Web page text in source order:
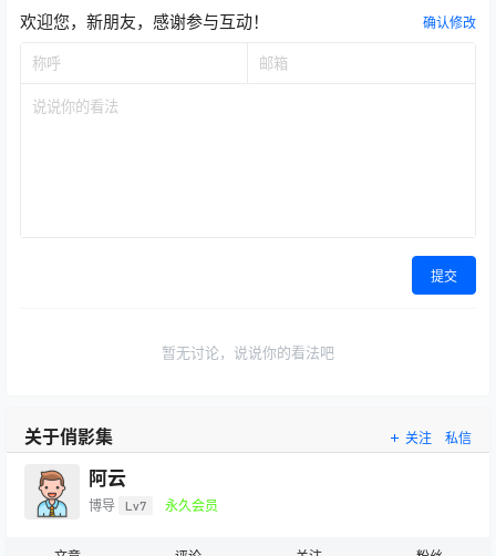
欢迎您，新朋友，感谢参与互动！ 确认修改
提交
暂无讨论，说说你的看法吧
关于俏影集 关注 私信
阿云
博导 Lv7 永久会员